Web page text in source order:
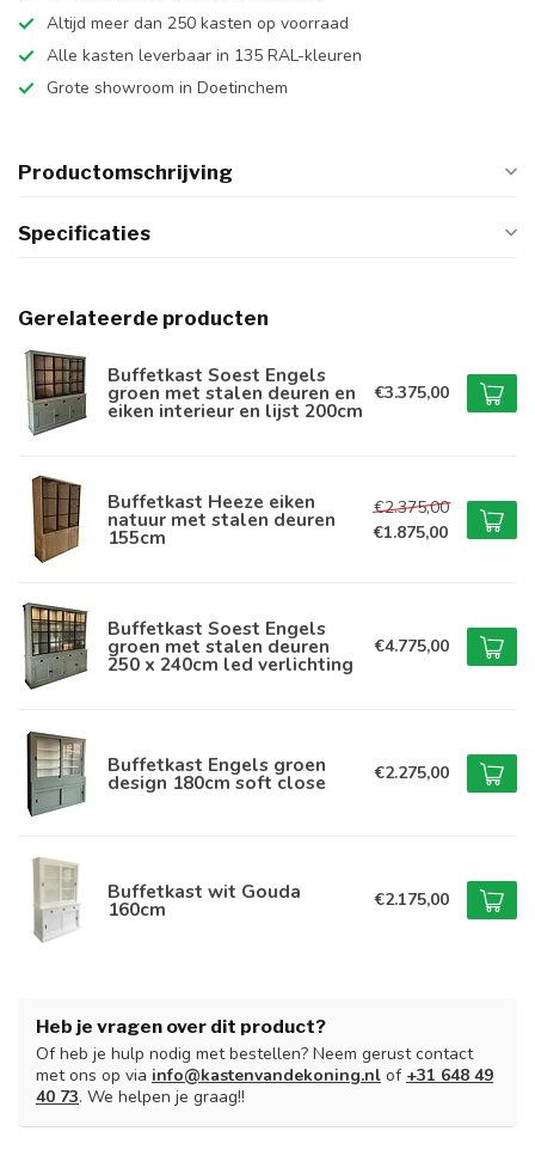
Altijd meer dan 250 kasten op voorraad
Alle kasten leverbaar in 135 RAL-kleuren
Grote showroom in Doetinchem
Productomschrijving
Specificaties
Gerelateerde producten
Buffetkast Soest Engels
groen met stalen deuren en
eiken interieur en lijst 200cm
€3.375,00
Buffetkast Heeze eiken
natuur met stalen deuren
155cm
€2.375,00
€1.875,00
Buffetkast Soest Engels
groen met stalen deuren
250 x 240cm led verlichting
€4.775,00
Buffetkast Engels groen
design 180cm soft close €2.275,00
Buffetkast wit Gouda
160cm €2.175,00
Heb je vragen over dit product?
Of heb je hulp nodig met bestellen? Neem gerust contact
met ons op via info@kastenvandekoning.nl of +31 648 49
40 73. We helpen je graag!!